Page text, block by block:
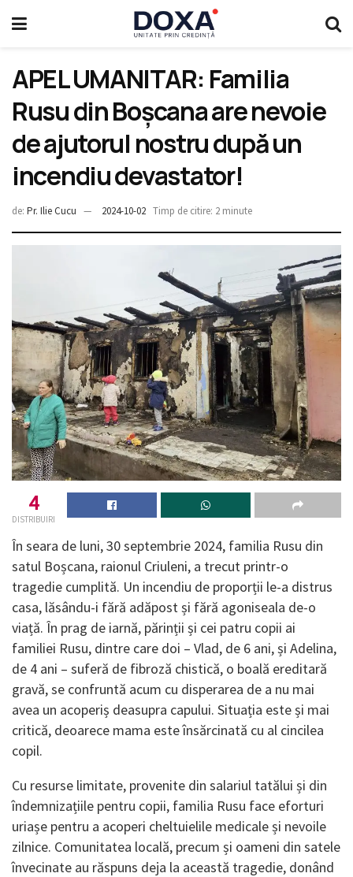
APEL UMANITAR: Familia
Rusu din Boșcana are nevoie
de ajutorul nostru după un
incendiu devastator!
de: Pr. Ilie Cucu 2024-10-02 Timp de citire: 2 minute
4
DISTRIBUIRI
În seara de luni, 30 septembrie 2024, familia Rusu din
satul Boșcana, raionul Criuleni, a trecut printr-o
tragedie cumplită. Un incendiu de proporții le-a distrus
casa, lăsându-i fără adăpost și fără agoniseala de-o
viață. În prag de iarnă, părinții și cei patru copii ai
familiei Rusu, dintre care doi – Vlad, de 6 ani, și Adelina,
de 4 ani – suferă de fibroză chistică, o boală ereditară
gravă, se confruntă acum cu disperarea de a nu mai
avea un acoperiș deasupra capului. Situația este și mai
critică, deoarece mama este însărcinată cu al cincilea
copil.
Cu resurse limitate, provenite din salariul tatălui și din
îndemnizațiile pentru copii, familia Rusu face eforturi
uriașe pentru a acoperi cheltuielile medicale și nevoile
zilnice. Comunitatea locală, precum și oameni din satele
învecinate au răspuns deja la această tragedie, donând